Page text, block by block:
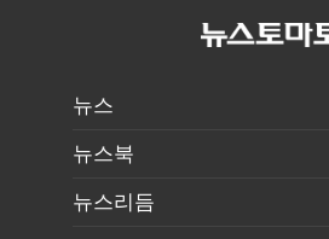
뉴스
뉴스북
뉴스리듬